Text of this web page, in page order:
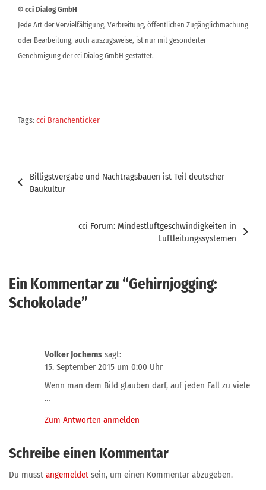
© cci Dialog GmbH
Jede Art der Vervielfältigung, Verbreitung, öffentlichen Zugänglichmachung
oder Bearbeitung, auch auszugsweise, ist nur mit gesonderter
Genehmigung der cci Dialog GmbH gestattet.
Tags:cci Branchenticker
Beitragsnavigation
Billigstvergabe und Nachtragsbauen ist Teil deutscher
Baukultur
cci Forum: Mindestluftgeschwindigkeiten in
Luftleitungssystemen
Ein Kommentar zu “Gehirnjogging:
Schokolade”
Volker Jochems sagt:
15. September 2015 um 0:00 Uhr
Wenn man dem Bild glauben darf, auf jeden Fall zu viele
…
Zum Antworten anmelden
Schreibe einen Kommentar
Du musst angemeldet sein, um einen Kommentar abzugeben.